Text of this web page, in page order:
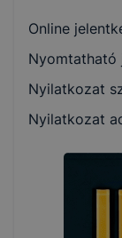
Online
Nyomtatható
Nyilatkozat
Nyilatkozat